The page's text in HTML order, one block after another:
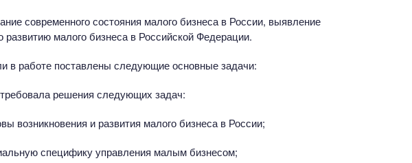
современного состояния малого бизнеса в России, выявление
малого бизнеса в Российской Федерации.
в работе поставлены следующие основные задачи:
решения следующих задач:
возникновения и развития малого бизнеса в России;
специфику управления малым бизнесом;